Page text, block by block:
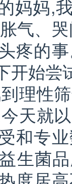
妈妈,
气、
疼的
开始尝
理性
天就
和专
生菌